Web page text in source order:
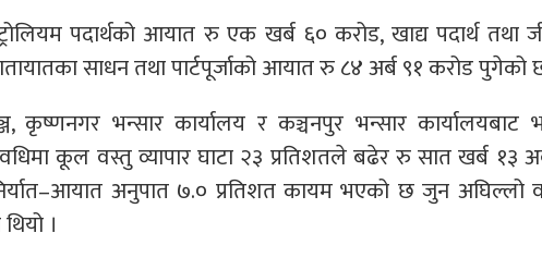
पदार्थको आयात रु एक खर्ब ६० करोड, खाद्य पदार्थ तथा
साधन तथा पार्टपूर्जाको आयात रु ८४ अर्ब ९१ करोड पुगेको
कृष्णनगर भन्सार कार्यालय र कञ्चनपुर भन्सार कार्यालयबाट
कूल वस्तु व्यापार घाटा २३ प्रतिशतले बढेर रु सात खर्ब १३
अनुपात ७.० प्रतिशत कायम भएको छ जुन अघिल्लो
।